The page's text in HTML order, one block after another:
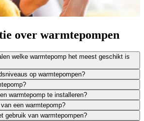
over warmtepompen
welke warmtepomp het meest geschikt is
op warmtepompen?
warmtepomp te installeren?
een warmtepomp?
gebruik van warmtepompen?